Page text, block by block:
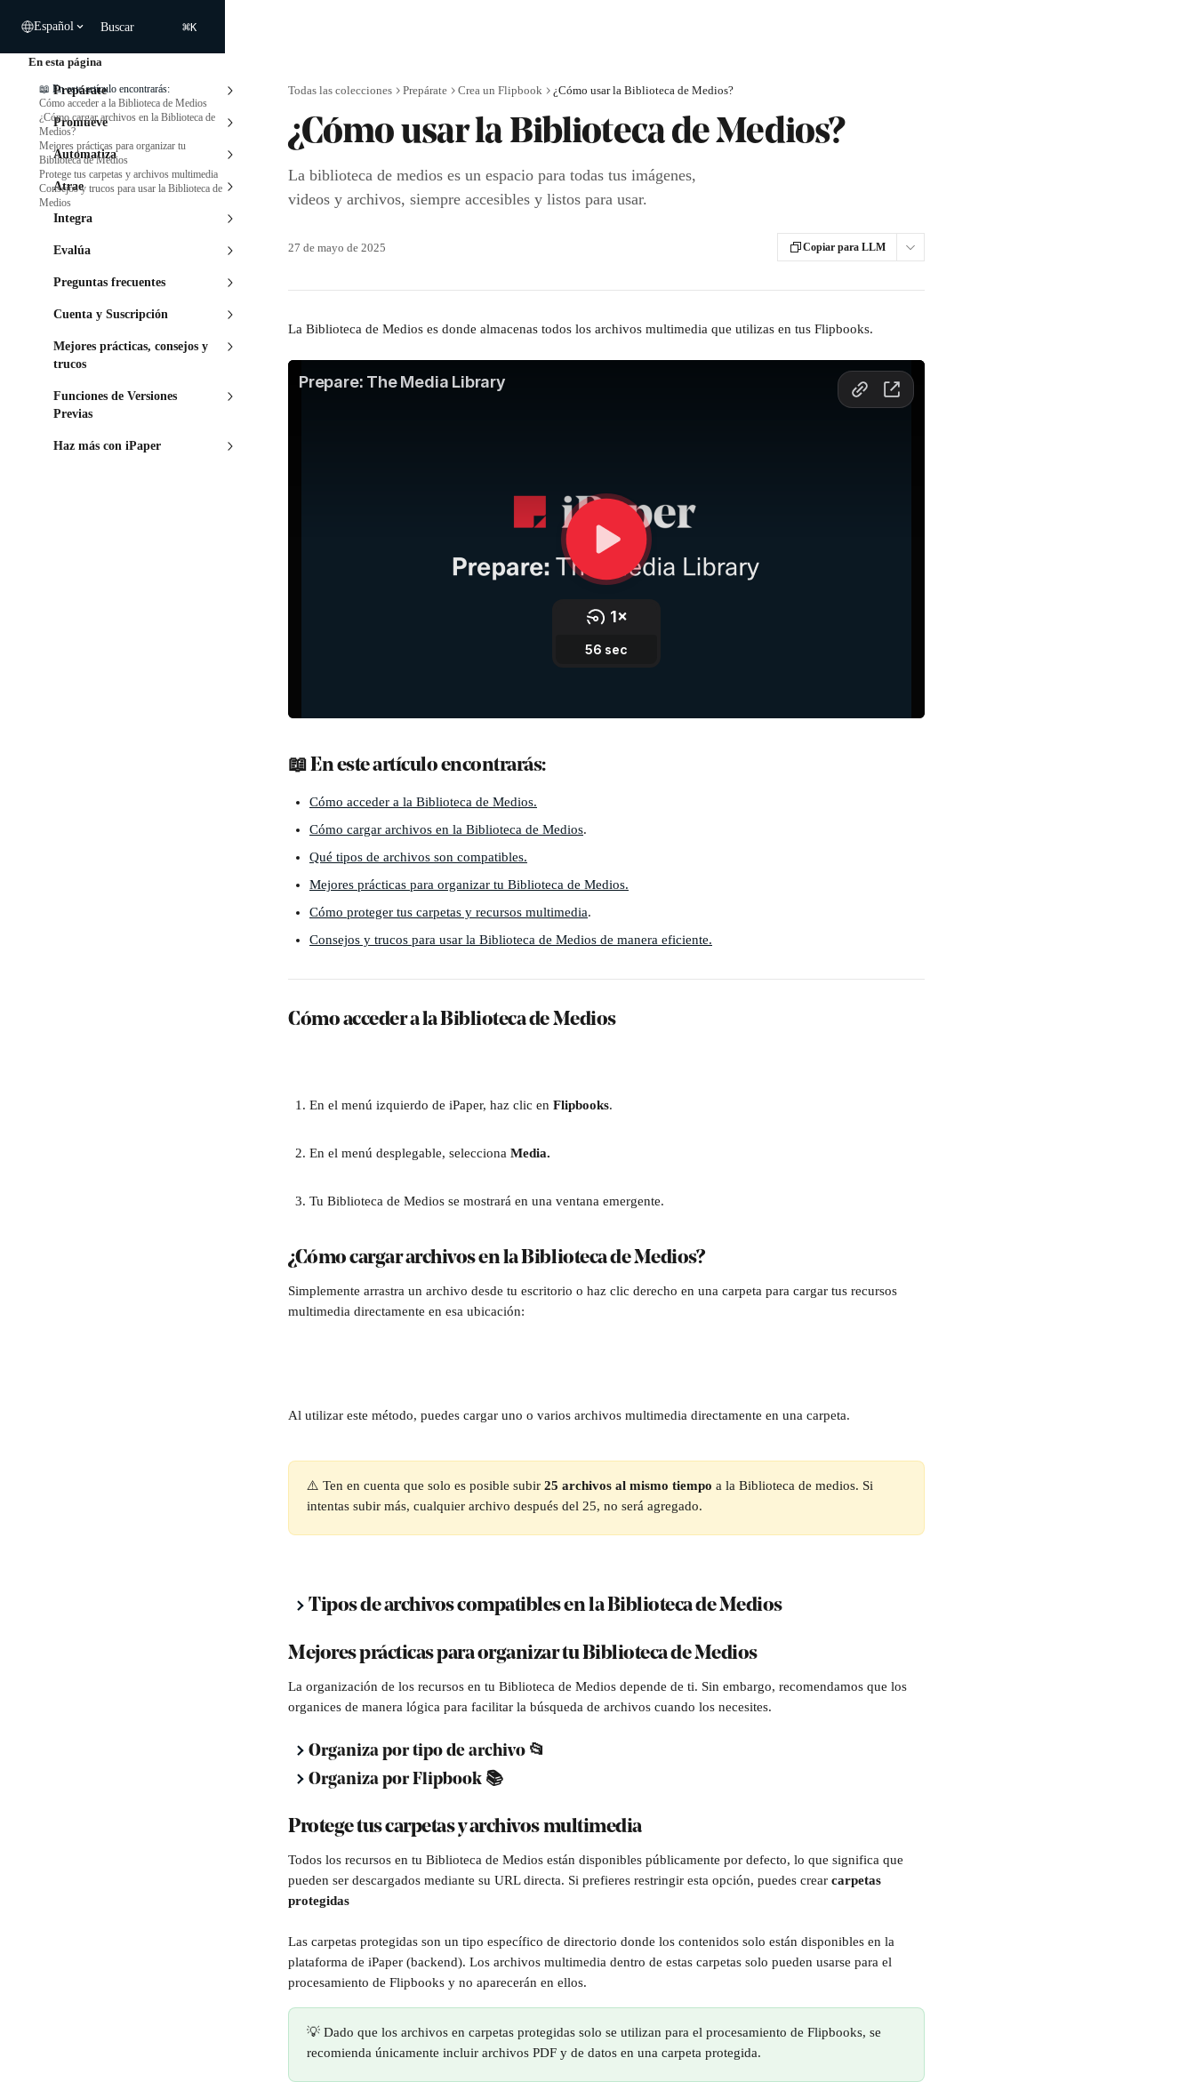
Español Buscar ⌘K
Prepárate
Promueve
Automatiza
Atrae
Integra
Evalúa
Preguntas frecuentes
Cuenta y Suscripción
Mejores prácticas, consejos y
trucos
Funciones de Versiones
Previas
Haz más con iPaper
Todas las colecciones Prepárate Crea un Flipbook ¿Cómo usar la Biblioteca de Medios?
¿Cómo usar la Biblioteca de Medios?
La biblioteca de medios es un espacio para todas tus imágenes,
videos y archivos, siempre accesibles y listos para usar.
27 de mayo de 2025 Copiar para LLM
La Biblioteca de Medios es donde almacenas todos los archivos multimedia que utilizas en tus Flipbooks.
📖 En este artículo encontrarás:
Cómo acceder a la Biblioteca de Medios.
Cómo cargar archivos en la Biblioteca de Medios.
Qué tipos de archivos son compatibles.
Mejores prácticas para organizar tu Biblioteca de Medios.
Cómo proteger tus carpetas y recursos multimedia.
Consejos y trucos para usar la Biblioteca de Medios de manera eficiente.
Cómo acceder a la Biblioteca de Medios
En el menú izquierdo de iPaper, haz clic en Flipbooks.
En el menú desplegable, selecciona Media.
Tu Biblioteca de Medios se mostrará en una ventana emergente.
¿Cómo cargar archivos en la Biblioteca de Medios?
Simplemente arrastra un archivo desde tu escritorio o haz clic derecho en una carpeta para cargar tus recursos
multimedia directamente en esa ubicación:
Al utilizar este método, puedes cargar uno o varios archivos multimedia directamente en una carpeta.
⚠️ Ten en cuenta que solo es posible subir 25 archivos al mismo tiempo a la Biblioteca de medios. Si
intentas subir más, cualquier archivo después del 25, no será agregado.
Tipos de archivos compatibles en la Biblioteca de Medios
Mejores prácticas para organizar tu Biblioteca de Medios
La organización de los recursos en tu Biblioteca de Medios depende de ti. Sin embargo, recomendamos que los
organices de manera lógica para facilitar la búsqueda de archivos cuando los necesites.
Organiza por tipo de archivo 📂
Organiza por Flipbook 📚
Protege tus carpetas y archivos multimedia
Todos los recursos en tu Biblioteca de Medios están disponibles públicamente por defecto, lo que significa que
pueden ser descargados mediante su URL directa. Si prefieres restringir esta opción, puedes crear carpetas
protegidas
Las carpetas protegidas son un tipo específico de directorio donde los contenidos solo están disponibles en la
plataforma de iPaper (backend). Los archivos multimedia dentro de estas carpetas solo pueden usarse para el
procesamiento de Flipbooks y no aparecerán en ellos.
💡 Dado que los archivos en carpetas protegidas solo se utilizan para el procesamiento de Flipbooks, se
recomienda únicamente incluir archivos PDF y de datos en una carpeta protegida.
En esta página
📖 En este artículo encontrarás:
Cómo acceder a la Biblioteca de Medios
¿Cómo cargar archivos en la Biblioteca de
Medios?
Mejores prácticas para organizar tu
Biblioteca de Medios
Protege tus carpetas y archivos multimedia
Consejos y trucos para usar la Biblioteca de
Medios